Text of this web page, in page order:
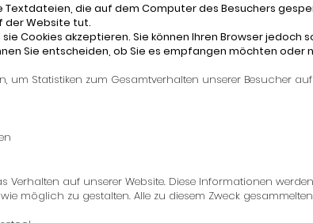
Textdateien, die auf dem Computer des Besuchers
der Website tut.
Cookies akzeptieren. Sie können Ihren Browser jedoch
Sie entscheiden, ob Sie es empfangen möchten oder
um Statistiken zum Gesamtverhalten unserer Besucher
auf unserer Website. Diese Informationen
möglich zu gestalten. Alle zu diesem Zweck